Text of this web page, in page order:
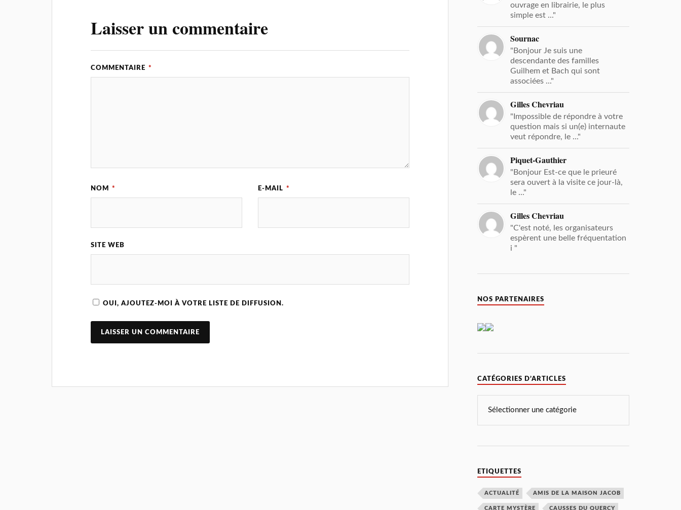
Laisser un commentaire
COMMENTAIRE *
NOM * E-MAIL *
SITE WEB
OUI, AJOUTEZ-MOI À VOTRE LISTE DE DIFFUSION.
ouvrage en librairie, le plus
simple est ..."
Sournac
"Bonjour Je suis une
descendante des familles
Guilhem et Bach qui sont
associées ..."
Gilles Chevriau
"Impossible de répondre à votre
question mais si un(e) internaute
veut répondre, le ..."
Piquet-Gauthier
"Bonjour Est-ce que le prieuré
sera ouvert à la visite ce jour-là,
le ..."
Gilles Chevriau
"C'est noté, les organisateurs
espèrent une belle fréquentation
i "
NOS PARTENAIRES
CATÉGORIES D’ARTICLES
ETIQUETTES
ACTUALITÉ AMIS DE LA MAISON JACOB
CARTE MYSTÈRE CAUSSES DU QUERCY